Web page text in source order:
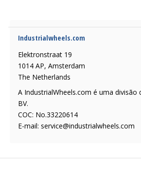
Industrialwheels.com
Elektronstraat 19
1014 AP, Amsterdam
The Netherlands
A IndustrialWheels.com é uma divisão
BV.
COC: No.33220614
E-mail: service@industrialwheels.com